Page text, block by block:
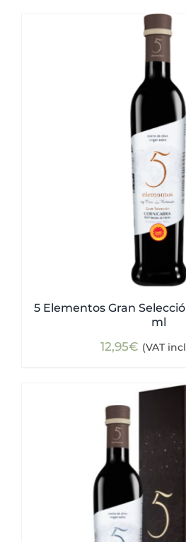
5 Elementos Gran
ml
12,95€ (VAT